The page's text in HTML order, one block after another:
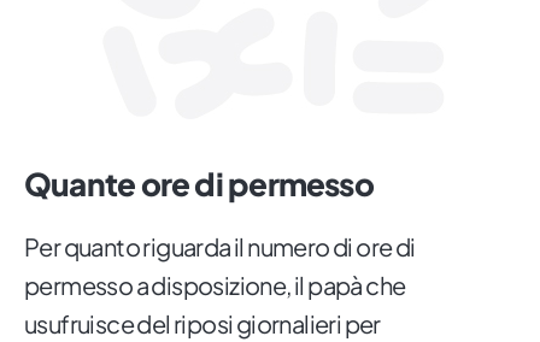
Quante ore di permesso
Per quanto riguarda il numero di ore di
permesso a disposizione, il papà che
usufruisce del riposi giornalieri per